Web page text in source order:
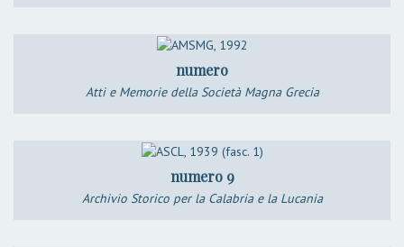
numero
Atti e Memorie della Società Magna Grecia
numero 9
Archivio Storico per la Calabria e la Lucania